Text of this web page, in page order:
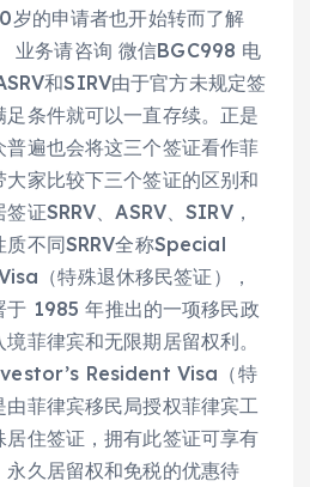
岁的申请者也开始转而了解
业务请咨询 微信BGC998 电
和SIRV由于官方未规定签
条件就可以一直存续。正是
遍也会将这三个签证看作菲
家比较下三个签证的区别和
证SRRV、ASRV、SIRV，
质不同SRRV全称Special
（特殊退休移民签证），
于 1985 年推出的一项移民政
菲律宾和无限期居留权利。
Resident Visa（特
菲律宾移民局授权菲律宾工
住签证，拥有此签证可享有
久居留权和免税的优惠待